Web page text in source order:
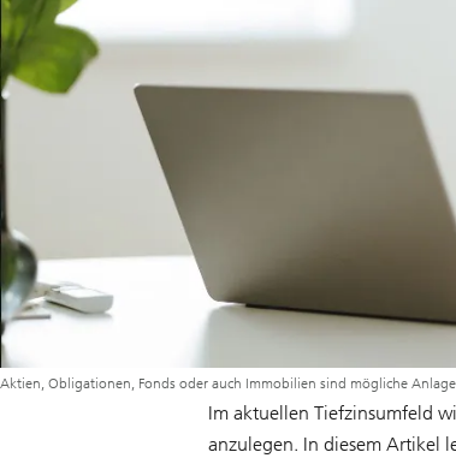
Aktien, Obligationen, Fonds oder auch Immobilien sind mögliche
Im aktuellen Tiefzinsumfeld
anzulegen. In diesem Artikel